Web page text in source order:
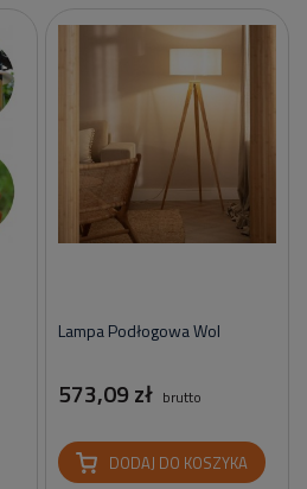
Lampa Podłogowa Wol
573,09 zł brutto
DODAJ DO KOSZYKA